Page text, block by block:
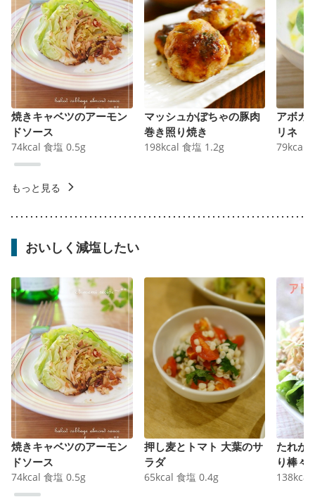
焼きキャベツのアーモン
ドソース
74kcal 食塩 0.5g
マッシュかぼちゃの豚肉
巻き照り焼き
198kcal 食塩 1.2g
アボカ
リネ
79kcal
もっと見る
おいしく減塩したい
焼きキャベツのアーモン
ドソース
74kcal 食塩 0.5g
押し麦とトマト 大葉のサ
ラダ
65kcal 食塩 0.4g
たれが
り棒々
138kcal